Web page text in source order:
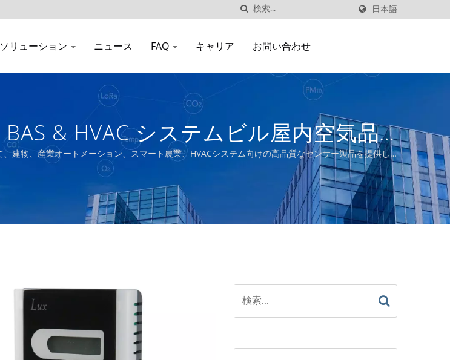
日本語
ソリューション ニュース FAQ キャリア お問い合わせ
& HVAC システムビル屋内空気品
建物、産業オートメーション、スマート農業、HVACシステム向けの高品質なセンサー製品を提供し